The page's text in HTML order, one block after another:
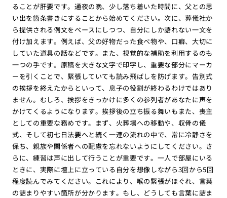
ることが肝要です。通夜の晩、少し落ち着いた時間に、父との思
い出を箇条書きにすることから始めてください。次に、葬儀社か
ら提供される例文をベースにしつつ、自分にしか語れない一文を
付け加えます。例えば、父の好物だった食べ物や、口癖、大切に
していた道具の話などです。また、視覚的な補助を利用するのも
一つの手です。原稿を大きな文字で印字し、重要な部分にマーカ
ーを引くことで、緊張していても読み飛ばしを防げます。告別式
の挨拶を終えたからといって、息子の役割が終わるわけではあり
ません。むしろ、挨拶をきっかけに多くの参列者があなたに声を
かけてくるようになります。挨拶後の立ち振る舞いもまた、喪主
としての重要な務めです。まず、火葬場への移動や、収骨の儀
式、そして初七日法要へと続く一連の流れの中で、常に冷静さを
保ち、親族や関係者への配慮を忘れないようにしてください。さ
らに、練習は声に出して行うことが重要です。一人で部屋にいる
ときに、実際に壇上に立っている自分を想像しながら3回から5回
程度読んでみてください。これにより、喉の緊張がほぐれ、言葉
の詰まりやすい箇所が分かります。もし、どうしても言葉に詰ま